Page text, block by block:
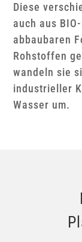
Diese
auch aus
abbaubaren
Rohstoffen
wandeln sie
industrieller
Wasser um.